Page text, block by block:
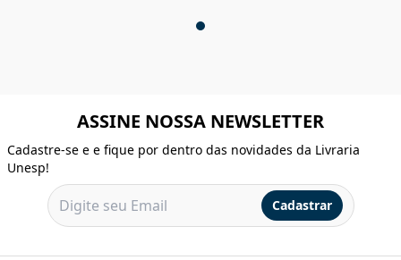
ASSINE NOSSA NEWSLETTER
Cadastre-se e e fique por dentro das novidades da Livraria
Unesp!
Cadastrar